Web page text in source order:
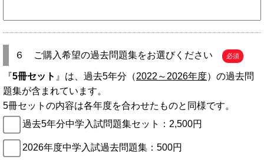
６ ご購入希望の過去問題集をお選びください 必須
『5冊セット 』は、過去5年分（2022～2026年度）の過去問
題集が含まれています。
5冊セットの内容は各年度を合わせたものと同様です。
過去5年分中学入試問題集セット：2,500円
2026年度中学入試過去問題集：500円